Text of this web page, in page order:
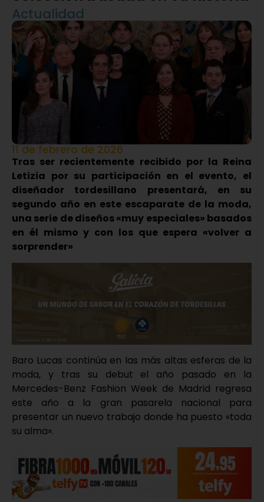
Actualidad
11 de febrero de 2026
Tras ser recientemente recibido por la Reina
Letizia por su participación en el evento, el
diseñador tordesillano presentará, en su
segundo año en este escaparate de la moda,
una serie de diseños «muy especiales» basados
en él mismo y con los que espera «volver a
sorprender»
Baro Lucas continúa en las más altas esferas de la
moda, y tras su debut el año pasado en la
Mercedes-Benz Fashion Week de Madrid regresa
este año a la gran pasarela nacional para
presentar un nuevo trabajo donde ha puesto «toda
su alma».